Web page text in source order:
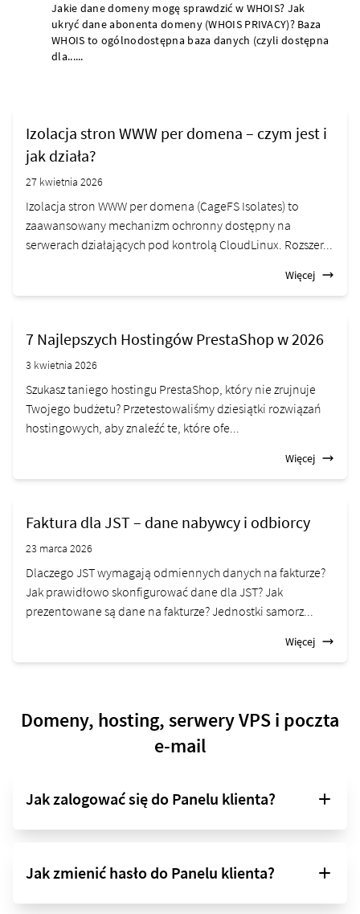
Jakie dane domeny mogę sprawdzić w WHOIS? Jak
ukryć dane abonenta domeny (WHOIS PRIVACY)? Baza
WHOIS to ogólnodostępna baza danych (czyli dostępna
dla......
Izolacja stron WWW per domena – czym jest i
jak działa?
27 kwietnia 2026
Izolacja stron WWW per domena (CageFS Isolates) to
zaawansowany mechanizm ochronny dostępny na
serwerach działających pod kontrolą CloudLinux. Rozszer...
Więcej
7 Najlepszych Hostingów PrestaShop w 2026
3 kwietnia 2026
Szukasz taniego hostingu PrestaShop, który nie zrujnuje
Twojego budżetu? Przetestowaliśmy dziesiątki rozwiązań
hostingowych, aby znaleźć te, które ofe...
Więcej
Faktura dla JST – dane nabywcy i odbiorcy
23 marca 2026
Dlaczego JST wymagają odmiennych danych na fakturze?
Jak prawidłowo skonfigurować dane dla JST? Jak
prezentowane są dane na fakturze? Jednostki samorz...
Więcej
Domeny, hosting, serwery VPS i poczta
e-mail
Jak zalogować się do Panelu klienta?
Jak zmienić hasło do Panelu klienta?